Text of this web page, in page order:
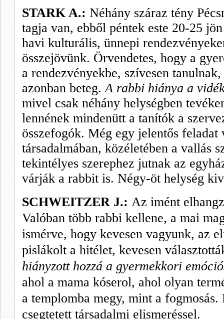
STARK A.: Néhány száraz tény
tagja van, ebből péntek este 20-25
havi kulturális, ünnepi
összejövünk. Örvendetes, hogy a
a rendezvényekbe, szívesen
azonban beteg.A rabbi hiánya a
mivel csak néhány helység­ben
lennének mindenütt a tanítók a
összefogók. Még egy jelentős
társadalmában, közéletében a vallás
tekintélyes szerep­hez jutnak az
várják a rabbit is. Négy-öt helység
SCHWEITZER J.: Az imént
Valóban több rabbi kellene, a mai
ismérve, hogy kevesen vagyunk, az
pislákolt a hitélet, kevesen
hiányzott hozzá a gyermekkori
ahol a mama kóserol, ahol olyan
a temp­lomba megy, mint a
csegtetett társadalmi elismeréssel.